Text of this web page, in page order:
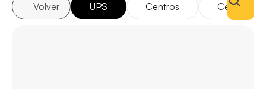
Volver UPS Centros Centros